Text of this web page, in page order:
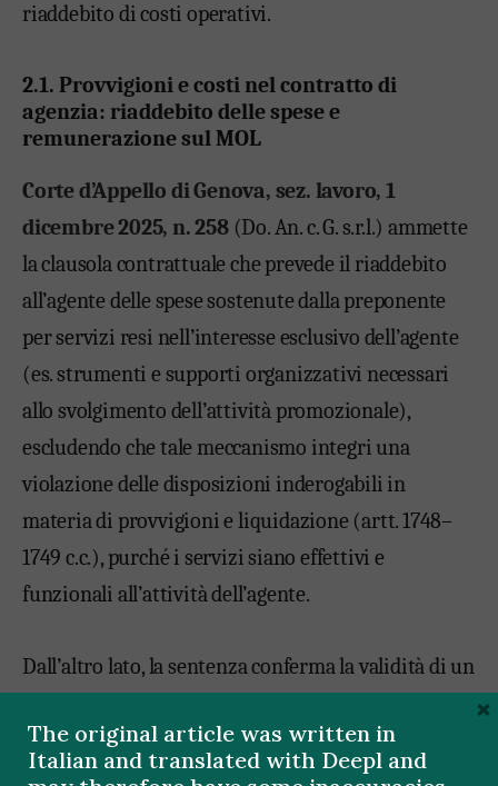
riaddebito di costi operativi.
2.1. Provvigioni e costi nel contratto di
agenzia: riaddebito delle spese e
remunerazione sul MOL
Corte d’Appello di Genova, sez. lavoro, 1
dicembre 2025, n. 258(Do. An. c. G. s.r.l.) ammette
la clausola contrattuale che prevede il riaddebito
all’agente delle spese sostenute dalla preponente
per servizi resi nell’interesse esclusivo dell’agente
(es. strumenti e supporti organizzativi necessari
allo svolgimento dell’attività promozionale),
escludendo che tale meccanismo integri una
violazione delle disposizioni inderogabili in
materia di provvigioni e liquidazione (artt. 1748–
1749 c.c.), purché i servizi siano effettivi e
funzionali all’attività dell’agente.
Dall’altro lato, la sentenza conferma la validità di un
Operativo Lordo (MOL) dell’operazione, anziché al
mero fatturato, purché i criteri di calcolo siano
The original article was written in
Italian and translated with Deepl and
×